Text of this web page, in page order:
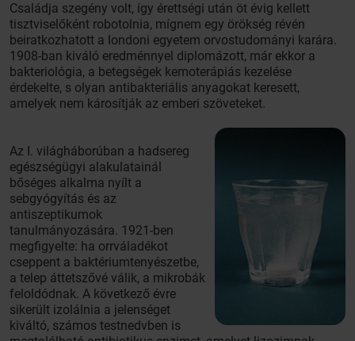
Családja szegény volt, így érettségi után öt évig kellett
tisztviselőként robotolnia, mígnem egy örökség révén
beiratkozhatott a londoni egyetem orvostudományi karára.
1908-ban kiváló eredménnyel diplomázott, már ekkor a
bakteriológia, a betegségek kemoterápiás kezelése
érdekelte, s olyan antibakteriális anyagokat keresett,
amelyek nem károsítják az emberi szöveteket.
Az I. világháborúban a hadsereg
egészségügyi alakulatainál
bőséges alkalma nyílt a
sebgyógyítás és az
antiszeptikumok
tanulmányozására. 1921-ben
megfigyelte: ha orrváladékot
cseppent a baktériumtenyészetbe,
a telep áttetszővé válik, a mikrobák
feloldódnak. A következő évre
sikerült izolálnia a jelenséget
kiváltó, számos testnedvben is